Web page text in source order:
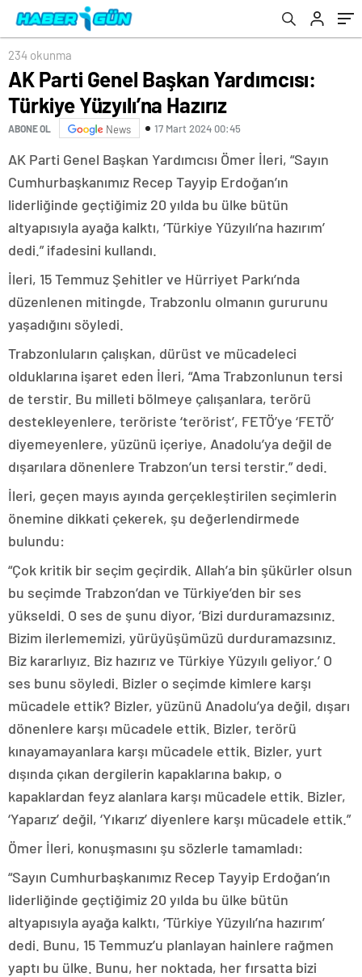
234 okunma
AK Parti Genel Başkan Yardımcısı:
Türkiye Yüzyılı’na Hazırız
ABONE OL News 17 Mart 2024 00:45
AK Parti Genel Başkan Yardımcısı Ömer İleri, “Sayın
Cumhurbaşkanımız Recep Tayyip Erdoğan’ın
liderliğinde geçtiğimiz 20 yılda bu ülke bütün
altyapısıyla ayağa kalktı, ‘Türkiye Yüzyılı’na hazırım’
dedi.” ifadesini kullandı.
İleri, 15 Temmuz Şehitler ve Hürriyet Parkı’nda
düzenlenen mitingde, Trabzonlu olmanın gururunu
yaşadığını söyledi.
Trabzonluların çalışkan, dürüst ve mücadeleci
olduklarına işaret eden İleri, “Ama Trabzonlunun tersi
de terstir. Bu milleti bölmeye çalışanlara, terörü
destekleyenlere, teröriste ‘terörist’, FETÖ’ye ‘FETÖ’
diyemeyenlere, yüzünü içeriye, Anadolu’ya değil de
dışarılara dönenlere Trabzon’un tersi terstir.” dedi.
İleri, geçen mayıs ayında gerçekleştirilen seçimlerin
önemine dikkati çekerek, şu değerlendirmede
bulundu:
“Çok kritik bir seçim geçirdik. Allah’a bin şükürler olsun
bu seçimde Trabzon’dan ve Türkiye’den bir ses
yükseldi. O ses de şunu diyor, ‘Bizi durduramazsınız.
Bizim ilerlememizi, yürüyüşümüzü durduramazsınız.
Biz kararlıyız. Biz hazırız ve Türkiye Yüzyılı geliyor.’ O
ses bunu söyledi. Bizler o seçimde kimlere karşı
mücadele ettik? Bizler, yüzünü Anadolu’ya değil, dışarı
dönenlere karşı mücadele ettik. Bizler, terörü
kınayamayanlara karşı mücadele ettik. Bizler, yurt
dışında çıkan dergilerin kapaklarına bakıp, o
kapaklardan feyz alanlara karşı mücadele ettik. Bizler,
‘Yaparız’ değil, ‘Yıkarız’ diyenlere karşı mücadele ettik.”
Ömer İleri, konuşmasını şu sözlerle tamamladı:
“Sayın Cumhurbaşkanımız Recep Tayyip Erdoğan’ın
liderliğinde geçtiğimiz 20 yılda bu ülke bütün
altyapısıyla ayağa kalktı, ‘Türkiye Yüzyılı’na hazırım’
dedi. Bunu, 15 Temmuz’u planlayan hainlere rağmen
yaptı bu ülke. Bunu, her noktada, her fırsatta bizi